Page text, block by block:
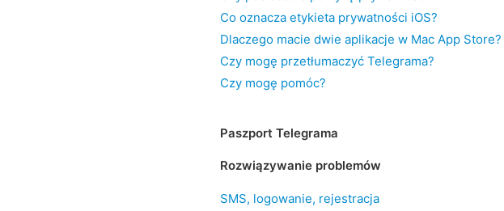
Co oznacza etykieta prywatności iOS?
Dlaczego macie dwie aplikacje w Mac App Store?
Czy mogę przetłumaczyć Telegrama?
Czy mogę pomóc?
Paszport Telegrama
Rozwiązywanie problemów
SMS, logowanie, rejestracja